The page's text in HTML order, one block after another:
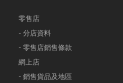
零售店
- 分店資料
- 零售店銷售條款
網上店
- 銷售貨品及地區